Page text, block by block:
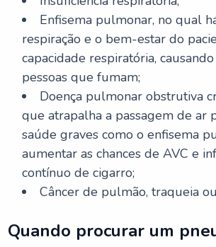
Enfisema pulmonar, no qual
respiração e o bem-estar do
capacidade respiratória,
pessoas que fumam;
Doença pulmonar obstrutiva
que atrapalha a passagem de ar
saúde graves como o enfisema
aumentar as chances de AVC e
contínuo de cigarro;
Câncer de pulmão, traqueia
Quando procurar um